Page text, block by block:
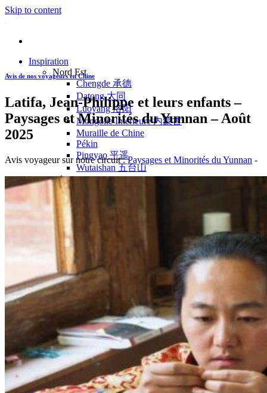
Skip to content
Inspiration
Nord Est
Chengde 承德
Datong 大同
Luoyang 洛阳
Mongolie Intérieure 内蒙古
Muraille de Chine
Pékin
Pingyao 平遥
Wutaishan 五台山
Côte Est
Hangzhou 杭州
Shanghai 上海
Suzhou 苏州
Nord Ouest
Dunhuang – 敦煌
Jiayuguan – 嘉峪关
Qinghai 青海
Xi’an 西安市
Xinjiang 新疆
Kashgar
Turpan
Sud Est
Avis de nos voyageurs en Chine
Latifa, Jean-Philippe et leurs enfants –
Paysages et Minorités du Yunnan – Août
2025
Avis voyageur sur notre circuit :Paysages et Minorités du Yunnan -